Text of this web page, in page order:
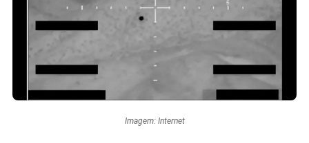
Imagem: Internet